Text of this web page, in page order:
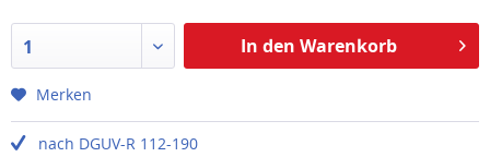
1 In den Warenkorb
Merken
nach DGUV-R 112-190